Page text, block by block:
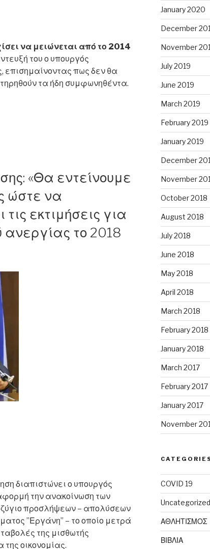
να μειώνεται από το 2014
του ο υπουργός
επισημαίνοντας πως δεν θα
τα ήδη συμφωνηθέντα.
«Θα εντείνουμε
ώστε να
εκτιμήσεις για
ανεργίας το 2018
διαπιστώνει ο υπουργός
την ανακοίνωση των
προσλήψεων – απολύσεων
”Εργάνη” – το οποίο μετρά
της μισθωτής
οικονομίας.
January 2020
December
November
July 2019
June 2019
March 2019
February 2019
January 2019
December
November
October 2018
August 2018
July 2018
June 2018
May 2018
April 2018
March 2018
February 2018
January 2018
March 2017
February 2017
January 2017
November
COVID 19
Uncategorized
ΑΘΛΗΤΙΣΜΟΣ
ΒΙΒΛΙΑ